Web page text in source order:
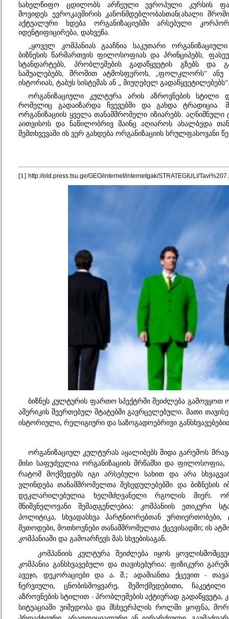
სახელწიფო ცდილობს არჩეული ევროპული კურსის
მოვიდეს ევროკავშირის კანონმდებლობასთან(ახალი
აქტუალური ხდება ორგანიზაციებში არსებული
იდენტიფიცირება, დახვეწა.
„ყოველ კომპანიას გააჩნია საკუთარი
ბიზნესის წარმართვის ფილოსოფიას და პრინციპებს,
სტანდარტებს, პრობლემების გადაწყვეტის გზებს და
საშუალებებს, შრომით ატმოსფეროს, „ფოლკლორს“ ანუ
ისტორიას, ტაბუს სისტემას ან „ მიუღებელ
ორგანიზაციული კულტურა არის აზროვნების სტილი
რომელიც გადაიზარდა ჩვევებში და გახდა ტრადიცია.
ორგანიზაციის ყველა თანამშრომელი იზიარებს. აღნიშნული
აითვისოს და ნაწილობრივ მაინც აღიაროს ახალბედა
შემთხვევაში ის ვერ გახდება ორგანიზაციის სრულფასოვანი
[1] http://old.press.tsu.ge/GEO/internet/internetgak/STRATEGIULI/
ბიზნეს კულტურის ფართო სპექტრში შეიძლება გამოვყოთ
ამერიკის შეერთებულ შტატებში გავრცელებული. მათი
ისტორიული, რელიგიური და საზოგადოებრივი
ორგანიზაციულ კულტურას აყალიბებს შიდა გარემოს
მისი საფუძველია ორგანიზაციის მრწამსი და
რატომ მოქმედებს იგი არსებული სახით და არა
ვლინდება თანამშრომელთა შეხედულებებში და ბიზნესის
დეკლარილებულია ხელმძღვანელი რგოლის მიერ.
მნიშვნელოვანი შემადგენლებია: კომპანიის ეთიკური
პოლიტიკა, სხვადასხვა პარტნიორებთან
მეთოდები, მოთხოვნები თანამშრომელთა ქცევისადმი; ის
კომპანიაში და გამოარჩევს მას სხვებისაგან.
კომპანიის კულტურა შეიძლება იყოს
კომპანია განსხვავებული და თავისებურია: ფიზიკური
ავეჯი, დეკორაციები და ა. შ.; ადამიანთა ქცევით -
ნერვიული, ცნობისმოყვარე, შემოქმედებითი,
აზროვნების სტილით - პრობლემების აქტიურად გადაწყვეტა,
სიტუაციაში უიმედობა და მსხვერპლის როლში ყოფნა,